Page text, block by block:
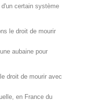
certain système
le droit de mourir
aubaine pour
droit de mourir avec
en France du